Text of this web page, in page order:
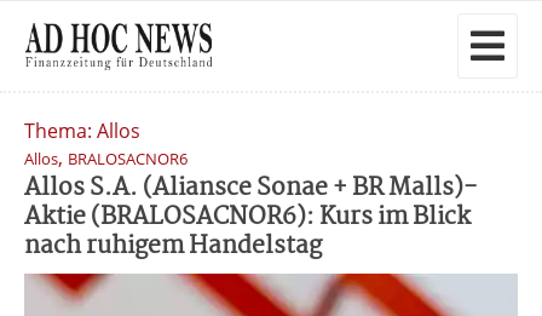
Thema: Allos
Allos, BRALOSACNOR6
Allos S.A. (Aliansce Sonae + BR Malls)-
Aktie (BRALOSACNOR6): Kurs im Blick
nach ruhigem Handelstag